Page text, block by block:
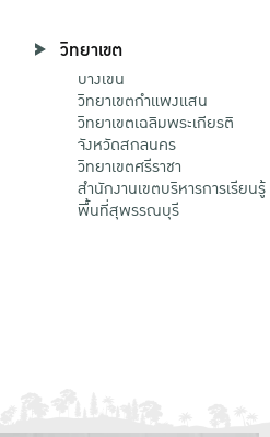
วิทยาเขต
บางเขน
วิทยาเขตกําแพงแสน
วิทยาเขตเฉลิมพระเกียรติ
จังหวัดสกลนคร
วิทยาเขตศรีราชา
สำนักงานเขตบริหารการเรียนรู้
พื้นที่สุพรรณบุรี